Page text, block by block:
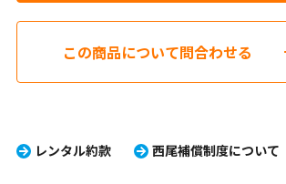
この商品について問合わせる
レンタル約款 西尾補償制度について